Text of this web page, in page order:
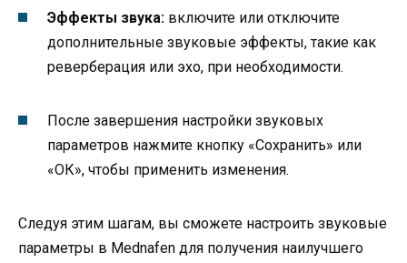
Эффекты звука: включите или отключите
дополнительные звуковые эффекты, такие как
реверберация или эхо, при необходимости.
После завершения настройки звуковых
параметров нажмите кнопку «Сохранить» или
«ОК», чтобы применить изменения.
Следуя этим шагам, вы сможете настроить звуковые
параметры в Mednafen для получения наилучшего